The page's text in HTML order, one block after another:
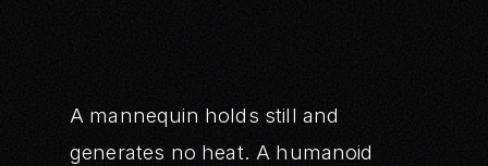
A mannequin holds still and
generates no heat. A humanoid